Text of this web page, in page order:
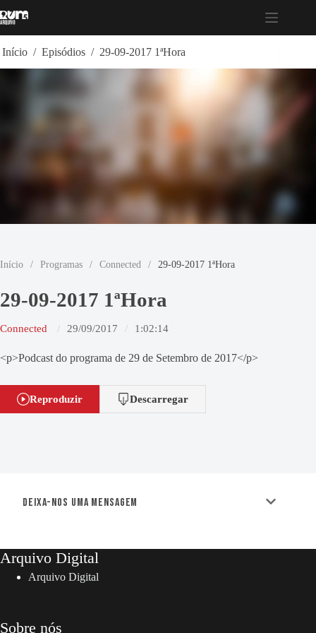
para
Início / Episódios / 29-09-2017 1ªHora
Início / Programas / Connected / 29-09-2017 1ªHora
29-09-2017 1ªHora
Connected 29/09/2017 1:02:14
<p>Podcast do programa de 29 de Setembro de 2017</p>
Reproduzir Descarregar
Deixa-nos uma mensagem
Arquivo Digital
Arquivo Digital
Sobre nós